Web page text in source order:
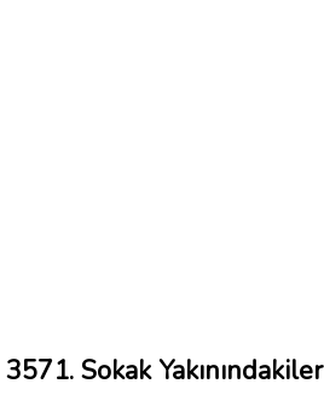
3571. Sokak Yakınındakiler